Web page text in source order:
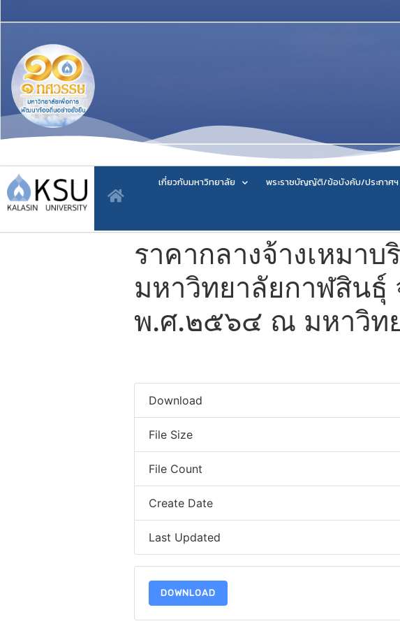
เกี่ยวกับมหาวิทยาลัย พระราชบัญญัติ/ข้อบังคับ/ประกาศฯ
ราคากลางจ้างเหมา
มหาวิทยาลัยกาฬสินธุ์
พ.ศ.๒๕๖๔ ณ มหาวิท
Download
File Size
File Count
Create Date
Last Updated
DOWNLOAD